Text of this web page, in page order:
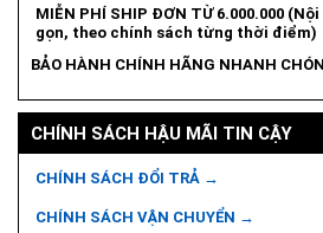
MIỄN PHÍ SHIP ĐƠN TỪ 6.000.000
gọn, theo chính sách từng thời điểm)
BẢO HÀNH CHÍNH HÃNG NHANH
CHÍNH SÁCH HẬU MÃI TIN CẬY
CHÍNH SÁCH ĐỔI TRẢ →
CHÍNH SÁCH VẬN CHUYỂN →